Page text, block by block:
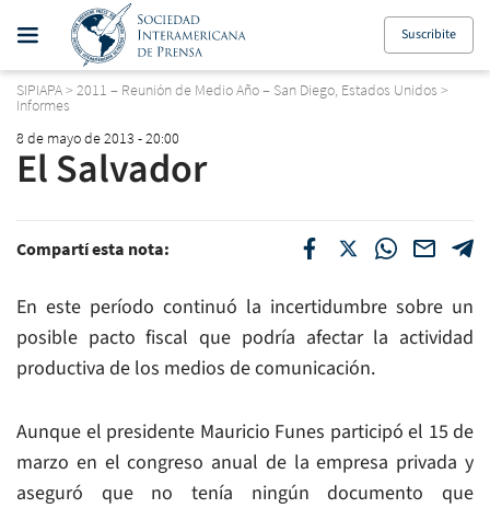
Suscribite
SIPIAPA> 2011 – Reunión de Medio Año – San Diego, Estados Unidos >
Informes
8 de mayo de 2013 - 20:00
El Salvador
Compartí esta nota:
En este período continuó la incertidumbre sobre un
posible pacto fiscal que podría afectar la actividad
productiva de los medios de comunicación.
Aunque el presidente Mauricio Funes participó el 15 de
marzo en el congreso anual de la empresa privada y
aseguró que no tenía ningún documento que